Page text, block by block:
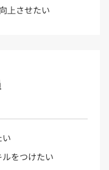
上させたい
い
をつけたい